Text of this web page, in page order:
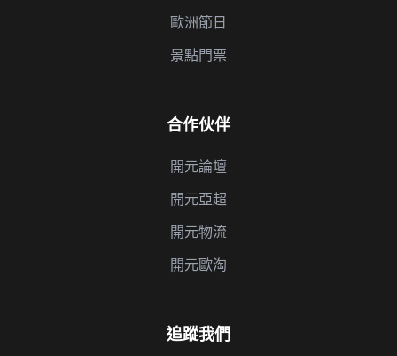
歐洲節日
景點門票
合作伙伴
開元論壇
開元亞超
開元物流
開元歐淘
追蹤我們